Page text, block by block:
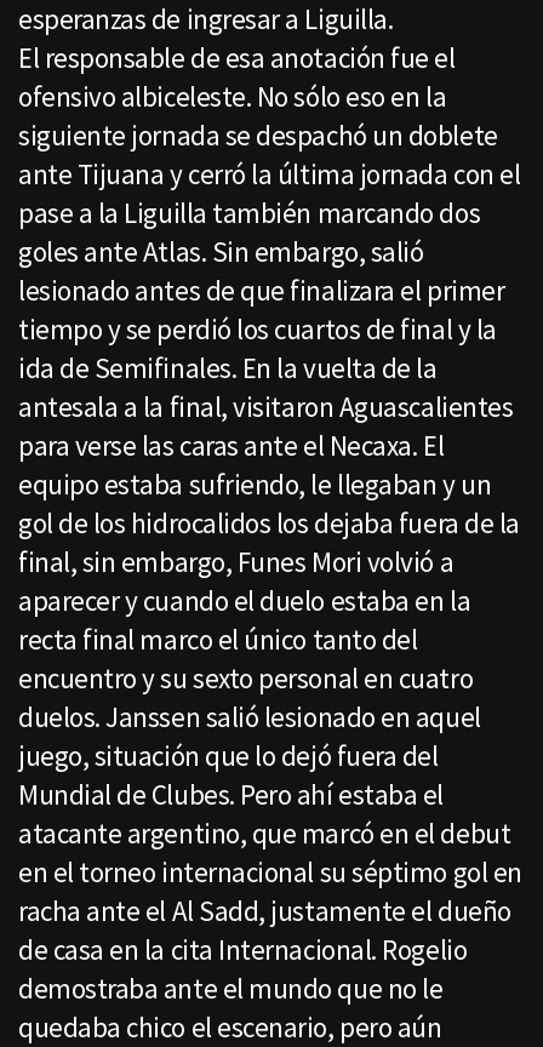
esperanzas de ingresar a Liguilla.
El responsable de esa anotación fue el
ofensivo albiceleste. No sólo eso en la
siguiente jornada se despachó un doblete
ante Tijuana y cerró la última jornada con el
pase a la Liguilla también marcando dos
goles ante Atlas. Sin embargo, salió
lesionado antes de que finalizara el primer
tiempo y se perdió los cuartos de final y la
ida de Semifinales. En la vuelta de la
antesala a la final, visitaron Aguascalientes
para verse las caras ante el Necaxa. El
equipo estaba sufriendo, le llegaban y un
gol de los hidrocalidos los dejaba fuera de la
final, sin embargo, Funes Mori volvió a
aparecer y cuando el duelo estaba en la
recta final marco el único tanto del
encuentro y su sexto personal en cuatro
duelos. Janssen salió lesionado en aquel
juego, situación que lo dejó fuera del
Mundial de Clubes. Pero ahí estaba el
atacante argentino, que marcó en el debut
en el torneo internacional su séptimo gol en
racha ante el Al Sadd, justamente el dueño
de casa en la cita Internacional. Rogelio
demostraba ante el mundo que no le
quedaba chico el escenario, pero aún